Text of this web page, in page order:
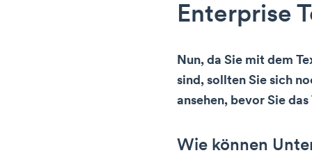
Enterprise
Nun, da Sie mit dem
sind, sollten Sie sich
ansehen, bevor Sie
Wie können